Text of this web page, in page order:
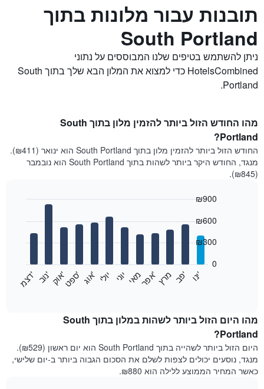
תובנות עבור מלונות בתוך
South Portland
ניתן להשתמש בטיפים שלנו המבוססים על נתוני
HotelsCombined כדי למצוא את המלון הבא שלך בתוך South
Portland.
מהו החודש הזול ביותר להזמין מלון בתוך South
Portland?
החודש הזול ביותר להזמין מלון בתוך South Portland הוא ינואר (₪411).
מנגד, החודש היקר ביותר לשהות בתוך South Portland הוא נובמבר
(₪845).
מחיר
הממוצע
של
חדר
בכל
חודש
י
נ
ו
' פ
ב​​​​​​​
' מרץא
פ
ר
' מאי יוני יולי א
ו
ג
' ס
פ
ט
' א
ו
ק
' נ
ו
ב
' ד
צ
מ
'
0
₪300
₪600
₪900
מהו היום הזול ביותר לשהות במלון בתוך South
Portland?
היום הזול ביותר לשהייה בתוך South Portland הוא יום ראשון (₪529).
מנגד, נוסעים יכולים לצפות לשלם את הסכום הגבוה ביותר ב-יום שלישי,
כאשר המחיר הממוצע ללילה הוא ₪880.